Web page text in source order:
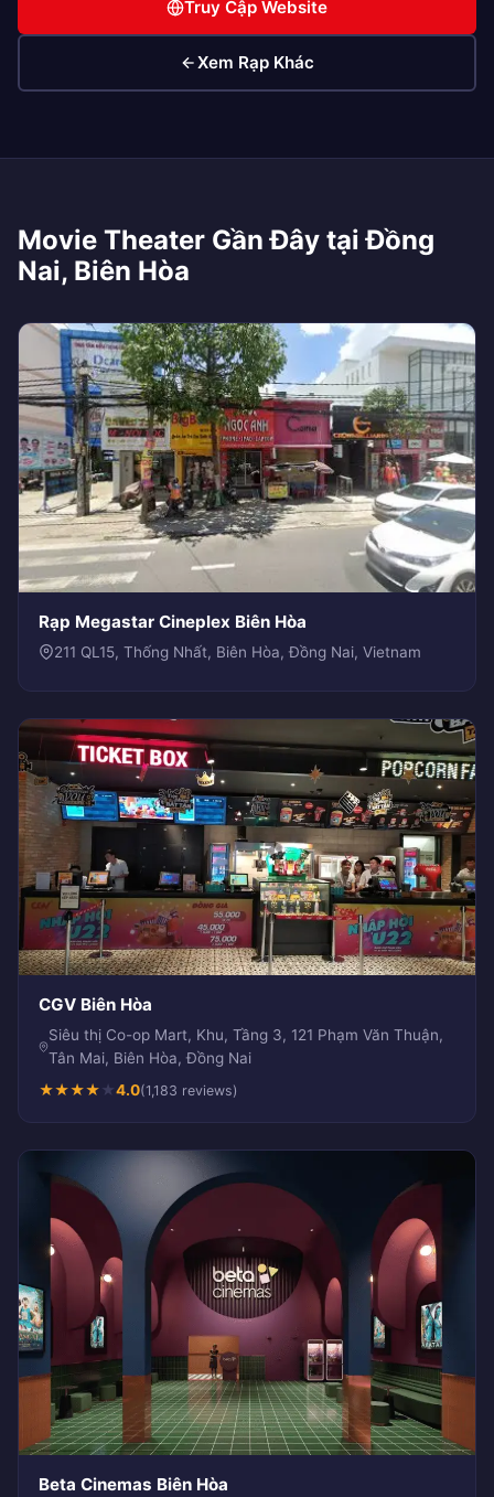
Truy Cập Website
Xem Rạp Khác
Movie Theater Gần Đây tại Đồng
Nai, Biên Hòa
Rạp Megastar Cineplex Biên Hòa
211 QL15, Thống Nhất, Biên Hòa, Đồng Nai, Vietnam
CGV Biên Hòa
Siêu thị Co-op Mart, Khu, Tầng 3, 121 Phạm Văn Thuận,
Tân Mai, Biên Hòa, Đồng Nai
★★★★★4.0(1,183 reviews)
Beta Cinemas Biên Hòa